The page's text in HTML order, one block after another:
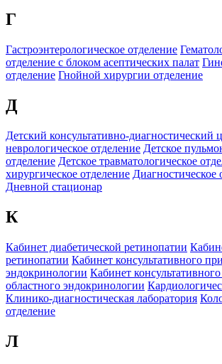
Г
Гастроэнтерологическое отделение
отделение c блоком асептических палат
отделение Гнойной хирургии отделение
Д
Детский консультативно-диагностический
неврологическое отделение Детское
отделение Детское травматологическое
хирургическое отделение Диагностическое
Дневной стационар
К
Кабинет диабетической ретинопатии
ретинопатии Кабинет консультативного
эндокринологии Кабинет
областного эндокринологии
Клинико-диагностическая лаборатория
отделение
Л